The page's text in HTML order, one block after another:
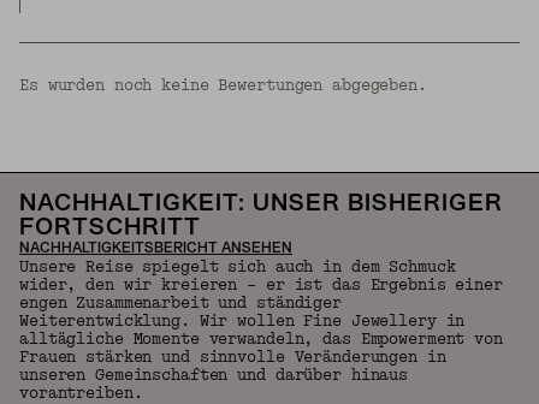
Es wurden noch keine Bewertungen abgegeben.
NACHHALTIGKEIT: UNSER BISHERIGER
FORTSCHRITT
NACHHALTIGKEITSBERICHT ANSEHEN
Unsere Reise spiegelt sich auch in dem Schmuck
wider, den wir kreieren – er ist das Ergebnis einer
engen Zusammenarbeit und ständiger
Weiterentwicklung. Wir wollen Fine Jewellery in
alltägliche Momente verwandeln, das Empowerment von
Frauen stärken und sinnvolle Veränderungen in
unseren Gemeinschaften und darüber hinaus
vorantreiben.